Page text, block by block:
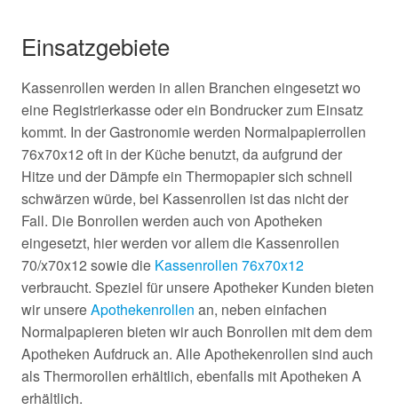
Einsatzgebiete
Kassenrollen werden in allen Branchen eingesetzt wo
eine Registrierkasse oder ein Bondrucker zum Einsatz
kommt. In der Gastronomie werden Normalpapierrollen
76x70x12 oft in der Küche benutzt, da aufgrund der
Hitze und der Dämpfe ein Thermopapier sich schnell
schwärzen würde, bei Kassenrollen ist das nicht der
Fall. Die Bonrollen werden auch von Apotheken
eingesetzt, hier werden vor allem die Kassenrollen
70/x70x12 sowie die Kassenrollen 76x70x12
verbraucht. Speziel für unsere Apotheker Kunden bieten
wir unsereApothekenrollen an, neben einfachen
Normalpapieren bieten wir auch Bonrollen mit dem dem
Apotheken Aufdruck an. Alle Apothekenrollen sind auch
als Thermorollen erhältlich, ebenfalls mit Apotheken A
erhältlich.